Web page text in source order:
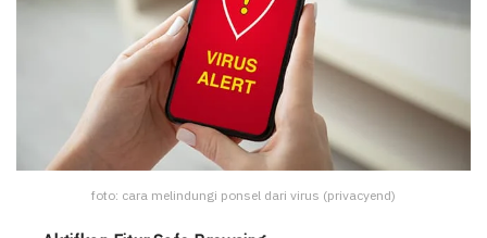
foto: cara melindungi ponsel dari virus (privacyend)